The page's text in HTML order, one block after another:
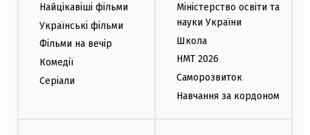
Найцікавіші фільми
Українські фільми
Фільми на вечір
Комедії
Серіали
Міністерство освіти та
науки України
Школа
НМТ 2026
Саморозвиток
Навчання за кордоном